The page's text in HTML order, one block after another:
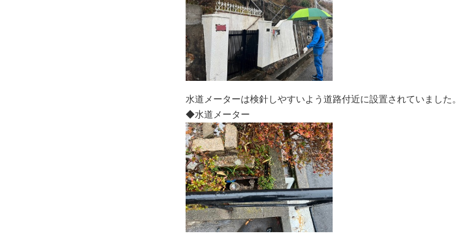
水道メーターは検針しやすいよう道路付近に設置されていました。
◆水道メーター